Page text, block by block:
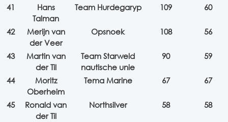
41
Hans
Talman
Team Hurdegaryp 109 60
42
Merijn van
der Veer
Opsnoek 108 56
43
Martin van
der Til
Team Starweld
nautische unie
90 59
44
Moritz
Oberheim
Tema Marine 67 67
45
Ronald van
der Til
Northsilver 58 58